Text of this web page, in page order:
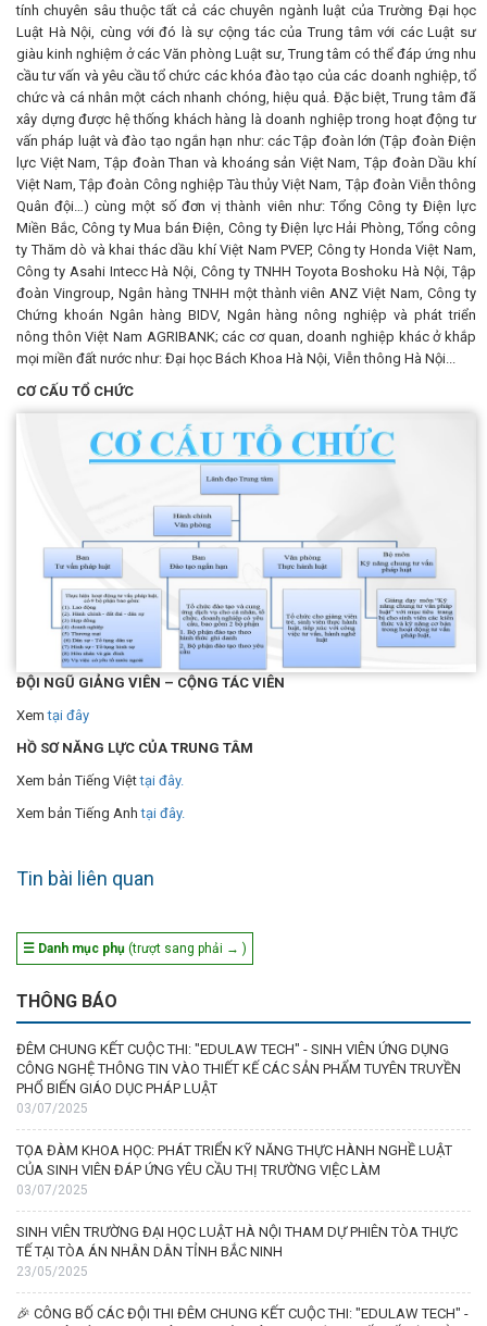
tính chuyên sâu thuộc tất cả các chuyên ngành luật của Trường Đại học
Luật Hà Nội, cùng với đó là sự cộng tác của Trung tâm với các Luật sư
giàu kinh nghiệm ở các Văn phòng Luật sư, Trung tâm có thể đáp ứng nhu
cầu tư vấn và yêu cầu tổ chức các khóa đào tạo của các doanh nghiệp, tổ
chức và cá nhân một cách nhanh chóng, hiệu quả. Đặc biệt, Trung tâm đã
xây dựng được hệ thống khách hàng là doanh nghiệp trong hoạt động tư
vấn pháp luật và đào tạo ngắn hạn như: các Tập đoàn lớn (Tập đoàn Điện
lực Việt Nam, Tập đoàn Than và khoáng sản Việt Nam, Tập đoàn Dầu khí
Việt Nam, Tập đoàn Công nghiệp Tàu thủy Việt Nam, Tập đoàn Viễn thông
Quân đội…) cùng một số đơn vị thành viên như: Tổng Công ty Điện lực
Miền Bắc, Công ty Mua bán Điện, Công ty Điện lực Hải Phòng, Tổng công
ty Thăm dò và khai thác dầu khí Việt Nam PVEP, Công ty Honda Việt Nam,
Công ty Asahi Intecc Hà Nội, Công ty TNHH Toyota Boshoku Hà Nội, Tập
đoàn Vingroup, Ngân hàng TNHH một thành viên ANZ Việt Nam, Công ty
Chứng khoán Ngân hàng BIDV, Ngân hàng nông nghiệp và phát triển
nông thôn Việt Nam AGRIBANK; các cơ quan, doanh nghiệp khác ở khắp
mọi miền đất nước như: Đại học Bách Khoa Hà Nội, Viễn thông Hà Nội...
CƠ CẤU TỔ CHỨC
ĐỘI NGŨ GIẢNG VIÊN – CỘNG TÁC VIÊN
Xem tại đây
HỒ SƠ NĂNG LỰC CỦA TRUNG TÂM
Xem bản Tiếng Việttại đây.
Xem bản Tiếng Anh tại đây.
Tin bài liên quan
☰ Danh mục phụ (trượt sang phải → )
THÔNG BÁO
ĐÊM CHUNG KẾT CUỘC THI: "EDULAW TECH" - SINH VIÊN ỨNG DỤNG
CÔNG NGHỆ THÔNG TIN VÀO THIẾT KẾ CÁC SẢN PHẨM TUYÊN TRUYỀN
PHỔ BIẾN GIÁO DỤC PHÁP LUẬT
03/07/2025
TỌA ĐÀM KHOA HỌC: PHÁT TRIỂN KỸ NĂNG THỰC HÀNH NGHỀ LUẬT
CỦA SINH VIÊN ĐÁP ỨNG YÊU CẦU THỊ TRƯỜNG VIỆC LÀM
03/07/2025
SINH VIÊN TRƯỜNG ĐẠI HỌC LUẬT HÀ NỘI THAM DỰ PHIÊN TÒA THỰC
TẾ TẠI TÒA ÁN NHÂN DÂN TỈNH BẮC NINH
23/05/2025
🎉 CÔNG BỐ CÁC ĐỘI THI ĐÊM CHUNG KẾT CUỘC THI: "EDULAW TECH" -